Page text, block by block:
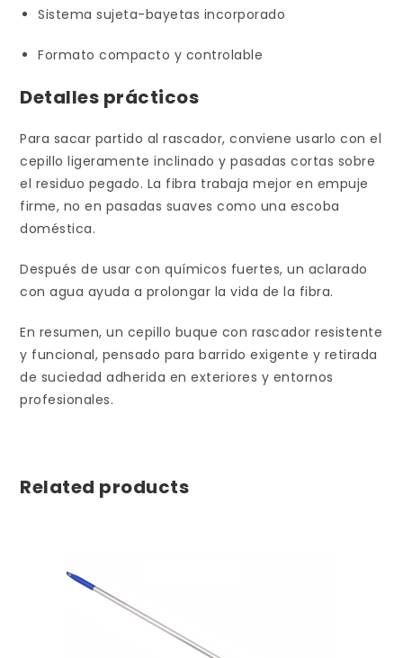
Sistema sujeta-bayetas incorporado
Formato compacto y controlable
Detalles prácticos
Para sacar partido al rascador, conviene usarlo con el
cepillo ligeramente inclinado y pasadas cortas sobre
el residuo pegado. La fibra trabaja mejor en empuje
firme, no en pasadas suaves como una escoba
doméstica.
Después de usar con químicos fuertes, un aclarado
con agua ayuda a prolongar la vida de la fibra.
En resumen, un cepillo buque con rascador resistente
y funcional, pensado para barrido exigente y retirada
de suciedad adherida en exteriores y entornos
profesionales.
Related products